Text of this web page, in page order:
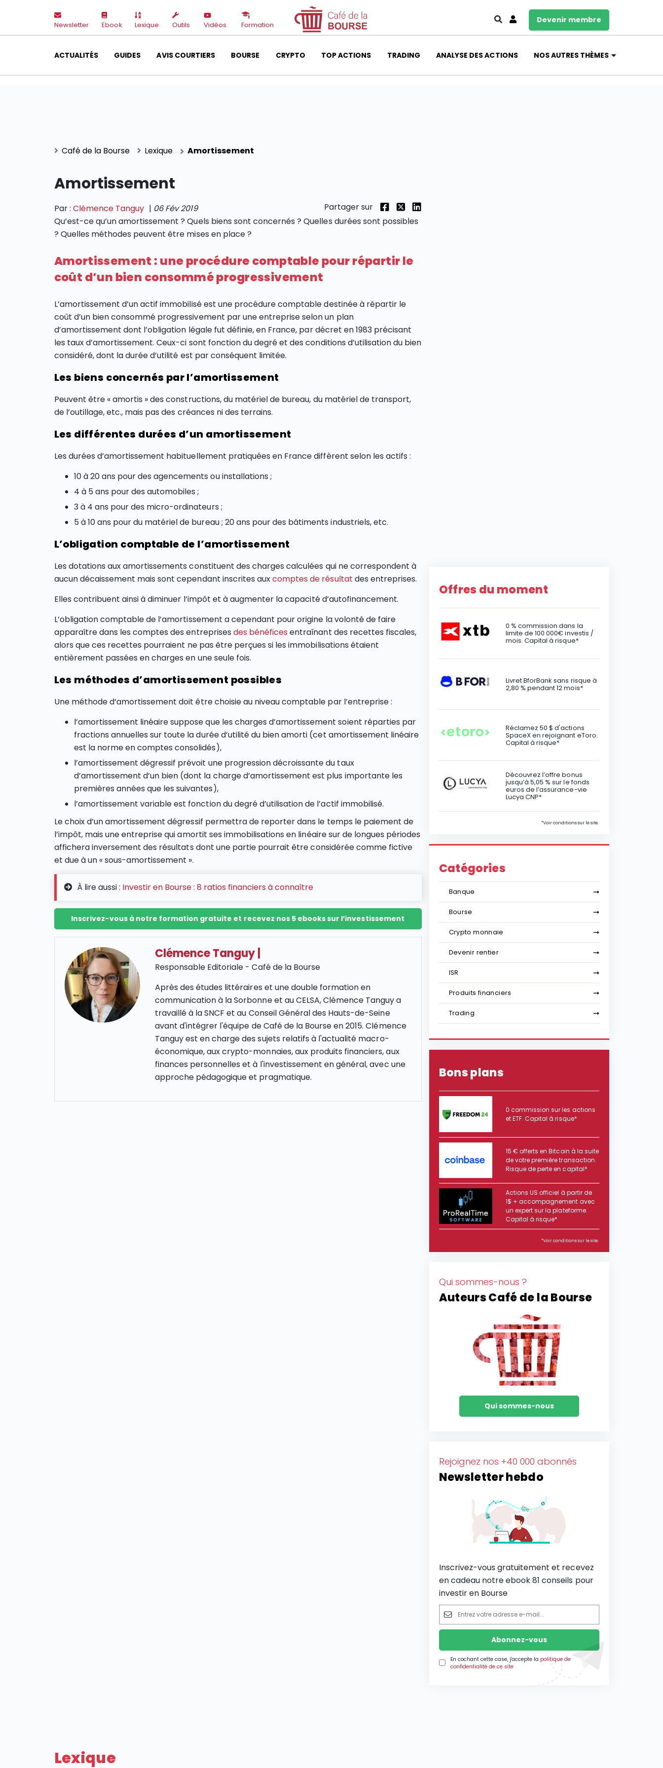
Newsletter Ebook Lexique Outils Vidéos Formation
Devenir membre
ACTUALITÉS GUIDES AVIS COURTIERS BOURSE CRYPTO TOP ACTIONS TRADING ANALYSE DES ACTIONS NOS AUTRES THÈMES
Café de la Bourse Lexique Amortissement
Amortissement
Par : Clémence Tanguy | 06 Fév 2019
Partager sur
Qu’est-ce qu’un amortissement ? Quels biens sont concernés ? Quelles durées sont possibles
? Quelles méthodes peuvent être mises en place ?
Amortissement : une procédure comptable pour répartir le
coût d’un bien consommé progressivement
L’amortissement d’un actif immobilisé est une procédure comptable destinée à répartir le
coût d’un bien consommé progressivement par une entreprise selon un plan
d’amortissement dont l’obligation légale fut définie, en France, par décret en 1983 précisant
les taux d’amortissement. Ceux-ci sont fonction du degré et des conditions d’utilisation du bien
considéré, dont la durée d’utilité est par conséquent limitée.
Les biens concernés par l’amortissement
Peuvent être « amortis » des constructions, du matériel de bureau, du matériel de transport,
de l’outillage, etc., mais pas des créances ni des terrains.
Les différentes durées d’un amortissement
Les durées d’amortissement habituellement pratiquées en France diffèrent selon les actifs :
10 à 20 ans pour des agencements ou installations ;
4 à 5 ans pour des automobiles ;
3 à 4 ans pour des micro-ordinateurs ;
5 à 10 ans pour du matériel de bureau ; 20 ans pour des bâtiments industriels, etc.
L’obligation comptable de l’amortissement
Les dotations aux amortissements constituent des charges calculées qui ne correspondent à
aucun décaissement mais sont cependant inscrites auxcomptes de résultat des entreprises.
Elles contribuent ainsi à diminuer l’impôt et à augmenter la capacité d’autofinancement.
L’obligation comptable de l’amortissement a cependant pour origine la volonté de faire
apparaître dans les comptes des entreprises des bénéfices entraînant des recettes fiscales,
alors que ces recettes pourraient ne pas être perçues si les immobilisations étaient
entièrement passées en charges en une seule fois.
Les méthodes d’amortissement possibles
Une méthode d’amortissement doit être choisie au niveau comptable par l’entreprise :
l’amortissement linéaire suppose que les charges d’amortissement soient réparties par
fractions annuelles sur toute la durée d’utilité du bien amorti (cet amortissement linéaire
est la norme en comptes consolidés),
l’amortissement dégressif prévoit une progression décroissante du taux
d’amortissement d’un bien (dont la charge d’amortissement est plus importante les
premières années que les suivantes),
l’amortissement variable est fonction du degré d’utilisation de l’actif immobilisé.
Le choix d’un amortissement dégressif permettra de reporter dans le temps le paiement de
l’impôt, mais une entreprise qui amortit ses immobilisations en linéaire sur de longues périodes
affichera inversement des résultats dont une partie pourrait être considérée comme fictive
et due à un « sous-amortissement ».
À lire aussi : Investir en Bourse : 8 ratios financiers à connaître
Inscrivez-vous à notre formation gratuite et recevez nos 5 ebooks sur l’investissement
Clémence Tanguy
Responsable Editoriale - Café de la Bourse
Après des études littéraires et une double formation en
communication à la Sorbonne et au CELSA, Clémence Tanguy a
travaillé à la SNCF et au Conseil Général des Hauts-de-Seine
avant d'intégrer l'équipe de Café de la Bourse en 2015. Clémence
Tanguy est en charge des sujets relatifs à l'actualité macro-
économique, aux crypto-monnaies, aux produits financiers, aux
finances personnelles et à l'investissement en général, avec une
approche pédagogique et pragmatique.
Offres du moment
0 % commission dans la
limite de 100 000€ investis /
mois. Capital à risque*
Livret BforBank sans risque à
2,80 % pendant 12 mois*
Réclamez 50 $ d'actions
SpaceX en rejoignant eToro.
Capital à risque*
Découvrez l’offre bonus
jusqu’à 5,05 % sur le fonds
euros de l’assurance-vie
Lucya CNP*
*Voir conditions sur le site.
Catégories
Banque
Bourse
Crypto monnaie
Devenir rentier
ISR
Produits financiers
Trading
Bons plans
0 commission sur les actions
et ETF. Capital à risque*
15 € offerts en Bitcoin à la suite
de votre première transaction.
Risque de perte en capital*
Actions US officiel à partir de
1$ + accompagnement avec
un expert sur la plateforme.
Capital à risque*
*Voir conditions sur le site.
Qui sommes-nous ?
Auteurs Café de la Bourse
Qui sommes-nous
Rejoignez nos +40 000 abonnés
Newsletter hebdo
Inscrivez-vous gratuitement et recevez
en cadeau notre ebook 81 conseils pour
investir en Bourse
En cochant cette case, j'accepte la politique de
confidentialité de ce site
Lexique